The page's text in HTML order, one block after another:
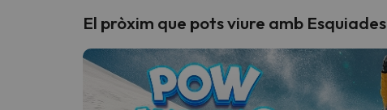
El pròxim que pots viure amb Esquiades